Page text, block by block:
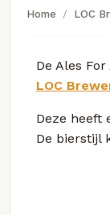
Home LOC
De Ales
LOC
Deze heeft
De bierstijl